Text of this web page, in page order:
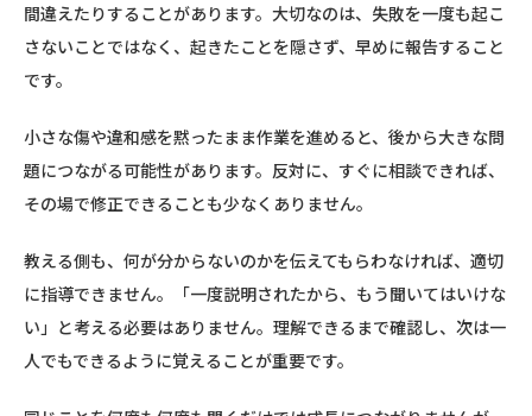
間違えたりすることがあります。大切なのは、失敗を一度も起こ
さないことではなく、起きたことを隠さず、早めに報告すること
です。
小さな傷や違和感を黙ったまま作業を進めると、後から大きな問
題につながる可能性があります。反対に、すぐに相談できれば、
その場で修正できることも少なくありません。
教える側も、何が分からないのかを伝えてもらわなければ、適切
に指導できません。「一度説明されたから、もう聞いてはいけな
い」と考える必要はありません。理解できるまで確認し、次は一
人でもできるように覚えることが重要です。